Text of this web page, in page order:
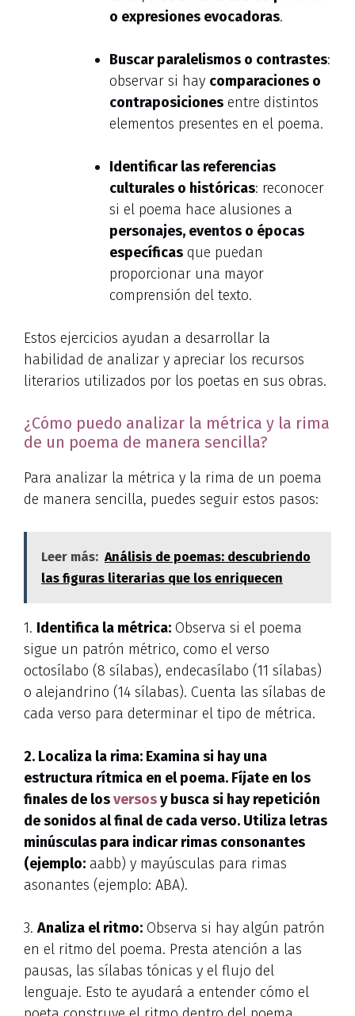
o expresiones evocadoras.
Buscar paralelismos o contrastes:
observar si hay comparaciones o
contraposiciones entre distintos
elementos presentes en el poema.
Identificar las referencias
culturales o históricas: reconocer
si el poema hace alusiones a
personajes, eventos o épocas
específicas que puedan
proporcionar una mayor
comprensión del texto.
Estos ejercicios ayudan a desarrollar la
habilidad de analizar y apreciar los recursos
literarios utilizados por los poetas en sus obras.
¿Cómo puedo analizar la métrica y la rima
de un poema de manera sencilla?
Para analizar la métrica y la rima de un poema
de manera sencilla, puedes seguir estos pasos:
Leer más: Análisis de poemas: descubriendo
las figuras literarias que los enriquecen
1. Identifica la métrica: Observa si el poema
sigue un patrón métrico, como el verso
octosílabo (8 sílabas), endecasílabo (11 sílabas)
o alejandrino (14 sílabas). Cuenta las sílabas de
cada verso para determinar el tipo de métrica.
2. Localiza la rima: Examina si hay una
estructura rítmica en el poema. Fíjate en los
finales de losversosy busca si hay repetición
de sonidos al final de cada verso. Utiliza letras
minúsculas para indicar rimas consonantes
(ejemplo: aabb) y mayúsculas para rimas
asonantes (ejemplo: ABA).
3. Analiza el ritmo: Observa si hay algún patrón
en el ritmo del poema. Presta atención a las
pausas, las sílabas tónicas y el flujo del
lenguaje. Esto te ayudará a entender cómo el